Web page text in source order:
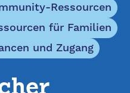
Ressourcen
für Familien
und Zugang